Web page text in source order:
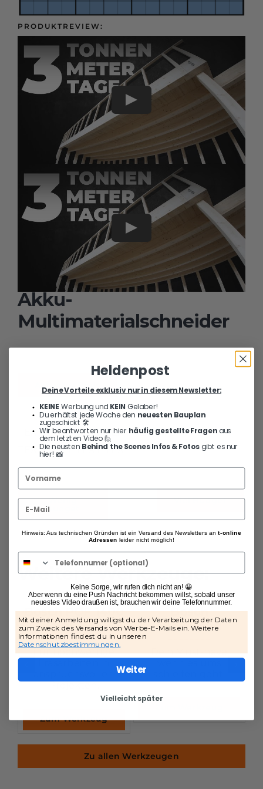
Kontakt
PRODUKTREVIEW:
Akku-
Multimaterialschneider
Aktueller Preis
TEXT TEXT TEXT TEXT TEXT TEXT TEXT
TEXT TEXT TEXT TEXT
Wenig
Budget
Viel Budget
Weitere Werkzeuge:
Bosch POF 1400
ACE
Für hochwertige
Projekten.
Zum Werkzeug
Bosch
Schleifpad
Dein Must-have
Zu allen Werkzeugen
Heldenpost
Deine Vorteile exklusiv nur in diesem Newsletter:
KEINE Werbung und KEIN Gelaber!
Du erhältst jede Woche den neuesten Bauplan
zugeschickt 🛠️
Wir beantworten nur hier häufig gestellte Fragen aus
dem letzten Video 🙋
Die neusten Behind the Scenes Infos & Fotos gibt es nur
hier! 📸
Hinweis: Aus technischen Gründen ist ein Versand des Newsletters an t-online
Adressen leider nicht möglich!
Keine Sorge, wir rufen dich nicht an! 😀
Aber wenn du eine Push Nachricht bekommen willst, sobald unser
neuestes Video draußen ist, brauchen wir deine Telefonnummer.
Mit deiner Anmeldung willigst du der Verarbeitung der Daten
zum Zweck des Versands von Werbe-E-Mails ein. Weitere
Informationen findest du in unseren
Datenschutzbestimmungen.
Weiter
Vielleicht später